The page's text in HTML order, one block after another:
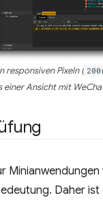
responsiven Pixeln (
einer Ansicht mit
Minianwendungen
Daher ist